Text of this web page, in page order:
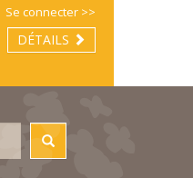
Se connecter >>
DÉTAILS